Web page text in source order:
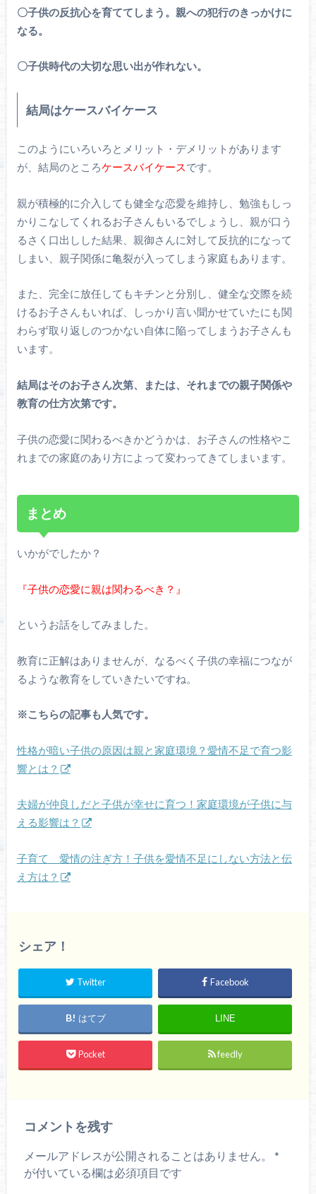
〇子供の反抗心を育ててしまう。親への犯行のきっかけに
なる。
〇子供時代の大切な思い出が作れない。
結局はケースバイケース
このようにいろいろとメリット・デメリットがあります
が、結局のところケースバイケースです。
親が積極的に介入しても健全な恋愛を維持し、勉強もしっ
かりこなしてくれるお子さんもいるでしょうし、親が口う
るさく口出しした結果、親御さんに対して反抗的になって
しまい、親子関係に亀裂が入ってしまう家庭もあります。
また、完全に放任してもキチンと分別し、健全な交際を続
けるお子さんもいれば、しっかり言い聞かせていたにも関
わらず取り返しのつかない自体に陥ってしまうお子さんも
います。
結局はそのお子さん次第、または、それまでの親子関係や
教育の仕方次第です。
子供の恋愛に関わるべきかどうかは、お子さんの性格やこ
れまでの家庭のあり方によって変わってきてしまいます。
まとめ
いかがでしたか？
『子供の恋愛に親は関わるべき？』
というお話をしてみました。
教育に正解はありませんが、なるべく子供の幸福につなが
るような教育をしていきたいですね。
※こちらの記事も人気です。
性格が暗い子供の原因は親と家庭環境？愛情不足で育つ影
響とは？
夫婦が仲良しだと子供が幸せに育つ！家庭環境が子供に与
える影響は？
子育て 愛情の注ぎ方！子供を愛情不足にしない方法と伝
え方は？
シェア！
Twitter Facebook
はてブ LINE
Pocket feedly
コメントを残す
メールアドレスが公開されることはありません。
*
が付いている欄は必須項目です